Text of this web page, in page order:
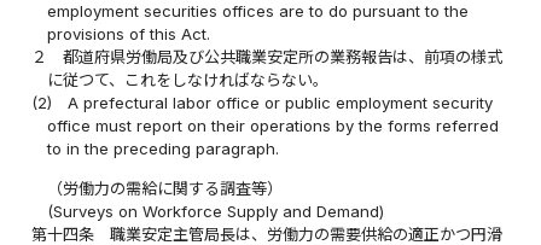
employment securities offices are to do pursuant to the
provisions of this Act.
２
都道府県労働局及び公共職業安定所の業務報告は、前項の様式
に従つて、これをしなければならない。
(2)
A prefectural labor office or public employment security
office must report on their operations by the forms referred
to in the preceding paragraph.
（労働力の需給に関する調査等）
(Surveys on Workforce Supply and Demand)
第十四条
職業安定主管局長は、労働力の需要供給の適正かつ円滑